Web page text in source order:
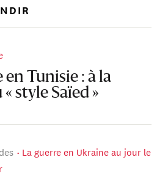
Tunisie : à la
style Saïed »
La guerre en Ukraine au jour le